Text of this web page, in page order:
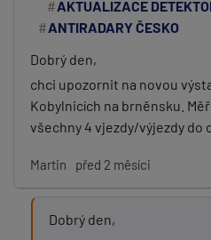
AKTUALIZACE
ANTIRADARY ČESKO
Dobrý den,
chci upozornit na novou
Kobylnicích na brněnsku.
všechny 4 vjezdy/výjezdy do
Martin před 2 měsíci
Dobrý den,